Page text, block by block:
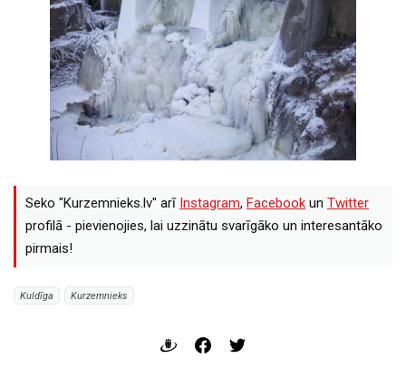
Seko "Kurzemnieks.lv" arī Instagram, Facebook un Twitter
profilā - pievienojies, lai uzzinātu svarīgāko un interesantāko
pirmais!
Kuldīga Kurzemnieks